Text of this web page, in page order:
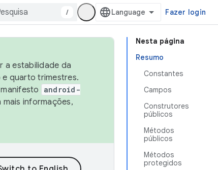
/ Fazer login
Nesta página
Resumo
Constantes
Campos
Construtores
públicos
Métodos
públicos
Métodos
protegidos
a estabilidade da
quarto trimestres.
android-
mais informações,